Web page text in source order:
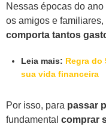
Nessas épocas do ano
os amigos e
comporta tantos
Leia mais: Regra do
sua vida financeira
Por isso, para passar
fundamental comprar